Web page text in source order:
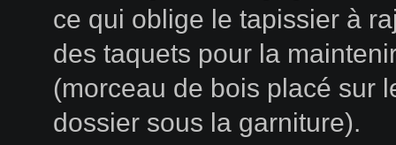
ce qui oblige le tapissier à
des taquets pour la
(morceau de bois placé sur
dossier sous la garniture).